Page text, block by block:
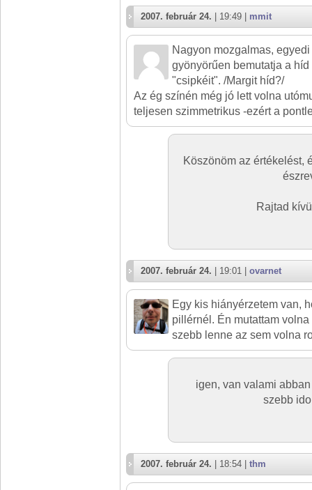
2007. február 24. | 19:49 | mmit
Nagyon mozgalmas,
gyönyörűen bemutatja a
"csipkéit". /Margit híd?/
Az ég színén még jó lett volna
teljesen szimmetrikus -ezért a
Köszönöm az értékelést,
Rajtad
2007. február 24. | 19:01 | ovarnet
Egy kis hiányérzetem van,
pillérnél. Én mutattam
szebb lenne az sem volna
igen, van valami
szebb
2007. február 24. | 18:54 | thm